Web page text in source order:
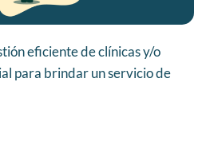
eficiente de clínicas y/o
para brindar un servicio de